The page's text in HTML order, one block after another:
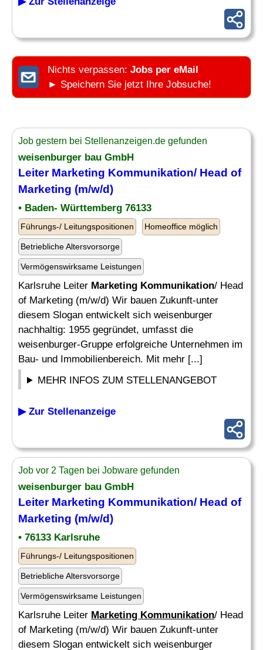
Nichts verpassen: Jobs per eMail
► Speichern Sie jetzt Ihre Jobsuche!
Job gestern bei Stellenanzeigen.de gefunden
weisenburger bau GmbH
Leiter Marketing Kommunikation/ Head of
Marketing (m/w/d)
• Baden- Württemberg 76133
Führungs-/ Leitungspositionen Homeoffice möglich
Betriebliche Altersvorsorge
Vermögenswirksame Leistungen
Karlsruhe Leiter Marketing Kommunikation/ Head
of Marketing (m/w/d) Wir bauen Zukunft-unter
diesem Slogan entwickelt sich weisenburger
nachhaltig: 1955 gegründet, umfasst die
weisenburger-Gruppe erfolgreiche Unternehmen im
Bau- und Immobilienbereich. Mit mehr [...]
MEHR INFOS ZUM STELLENANGEBOT
▶ Zur Stellenanzeige
Job vor 2 Tagen bei Jobware gefunden
weisenburger bau GmbH
Leiter Marketing Kommunikation/ Head of
Marketing (m/w/d)
• 76133 Karlsruhe
Führungs-/ Leitungspositionen
Betriebliche Altersvorsorge
Vermögenswirksame Leistungen
Karlsruhe Leiter Marketing Kommunikation/ Head
of Marketing (m/w/d) Wir bauen Zukunft-unter
diesem Slogan entwickelt sich weisenburger